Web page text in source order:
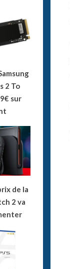
2 To
sur
de la
2 va